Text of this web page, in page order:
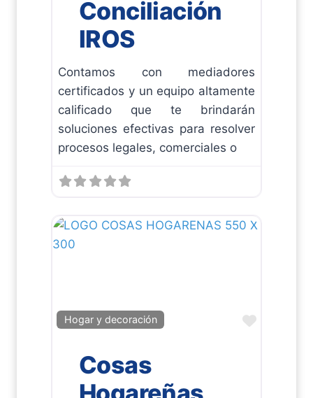
Conciliación
IROS
Contamos con mediadores
certificados y un equipo altamente
calificado que te brindarán
soluciones efectivas para resolver
procesos legales, comerciales o
Hogar y decoración Favorito
Cosas